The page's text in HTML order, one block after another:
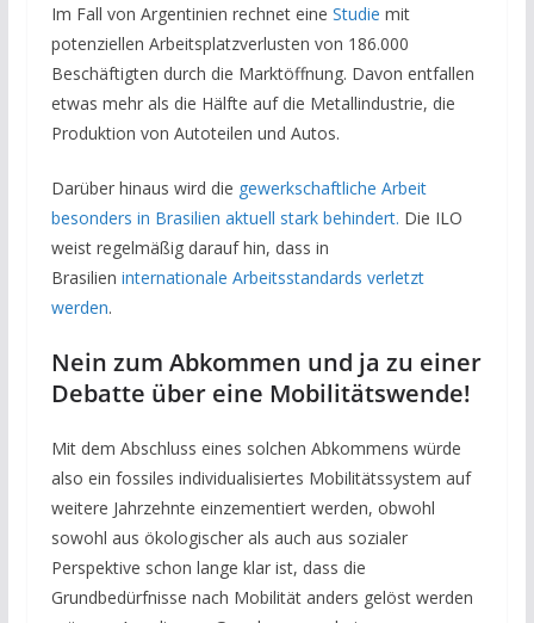
Im Fall von Argentinien rechnet eine Studie mit
potenziellen Arbeitsplatzverlusten von 186.000
Beschäftigten durch die Marktöffnung. Davon entfallen
etwas mehr als die Hälfte auf die Metallindustrie, die
Produktion von Autoteilen und Autos.
Darüber hinaus wird die gewerkschaftliche Arbeit
besonders in Brasilien aktuell stark behindert. Die ILO
weist regelmäßig darauf hin, dass in
Brasilien internationale Arbeitsstandards verletzt
werden.
Nein zum Abkommen und ja zu einer
Debatte über eine Mobilitätswende!
Mit dem Abschluss eines solchen Abkommens würde
also ein fossiles individualisiertes Mobilitätssystem auf
weitere Jahrzehnte einzementiert werden, obwohl
sowohl aus ökologischer als auch aus sozialer
Perspektive schon lange klar ist, dass die
Grundbedürfnisse nach Mobilität anders gelöst werden